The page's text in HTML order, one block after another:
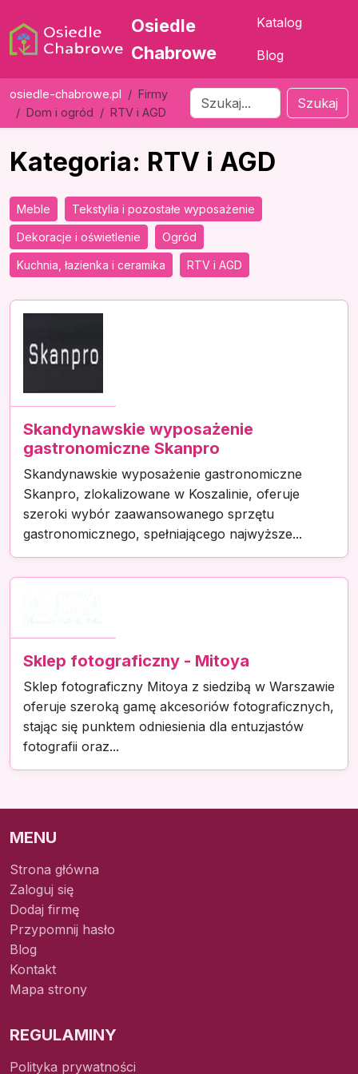
Osiedle
Chabrowe
Katalog
Blog
osiedle-chabrowe.pl
Firmy
Dom i ogród
RTV i AGD
Szukaj
Kategoria: RTV i AGD
Meble Tekstylia i pozostałe wyposażenie
Dekoracje i oświetlenie Ogród
Kuchnia, łazienka i ceramika RTV i AGD
Skandynawskie wyposażenie
gastronomiczne Skanpro
Skandynawskie wyposażenie gastronomiczne
Skanpro, zlokalizowane w Koszalinie, oferuje
szeroki wybór zaawansowanego sprzętu
gastronomicznego, spełniającego najwyższe...
Sklep fotograficzny - Mitoya
Sklep fotograficzny Mitoya z siedzibą w Warszawie
oferuje szeroką gamę akcesoriów fotograficznych,
stając się punktem odniesienia dla entuzjastów
fotografii oraz...
MENU
Strona główna
Zaloguj się
Dodaj firmę
Przypomnij hasło
Blog
Kontakt
Mapa strony
REGULAMINY
Polityka prywatności